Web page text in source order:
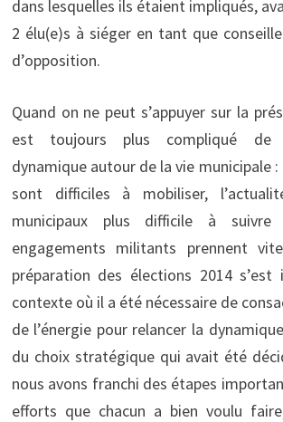
dans lesquelles ils étaient impliqués,
2 élu(e)s à siéger en tant que
d’opposition.
Quand on ne peut s’appuyer sur la
est toujours plus compliqué de
dynamique autour de la vie municipale
sont difficiles à mobiliser,
municipaux plus difficile à
engagements militants prennent
préparation des élections 2014 s’est
contexte où il a été nécessaire de
de l’énergie pour relancer la
du choix stratégique qui avait été
nous avons franchi des étapes
efforts que chacun a bien voulu